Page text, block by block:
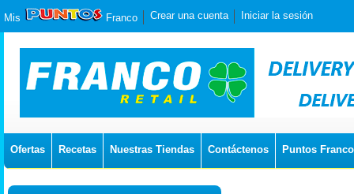
Mis Franco Crear una cuenta Iniciar la sesión
Ofertas Recetas Nuestras Tiendas Contáctenos Puntos Franco